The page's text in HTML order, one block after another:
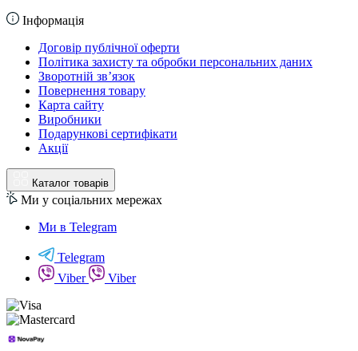
Інформація
Договір публічної оферти
Політика захисту та обробки персональних даних
Зворотній зв’язок
Повернення товару
Карта сайту
Виробники
Подарункові сертифікати
Акції
Каталог товарів
Ми у соціальних мережах
Ми в Telegram
Telegram
Viber
Viber